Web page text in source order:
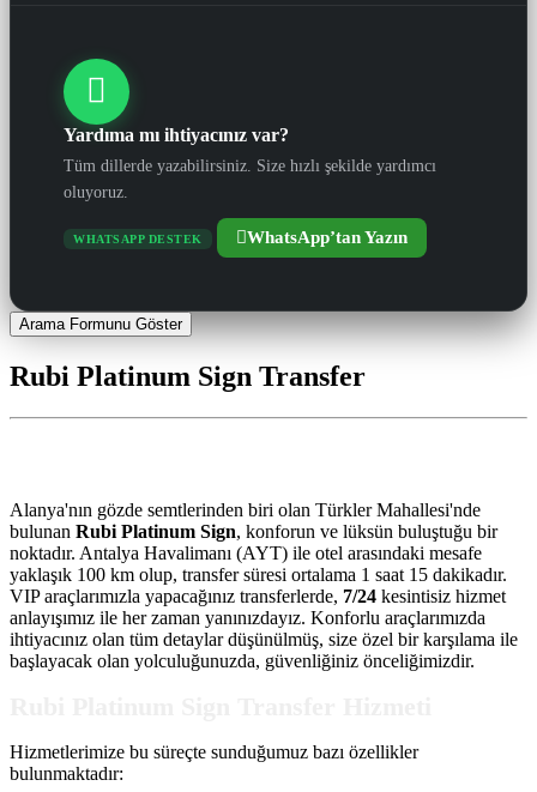
Yardıma mı ihtiyacınız var?
Tüm dillerde yazabilirsiniz. Size hızlı şekilde yardımcı
oluyoruz.
WHATSAPP DESTEK WhatsApp’tan Yazın
Arama Formunu Göster
Rubi Platinum Sign Transfer
Alanya'nın gözde semtlerinden biri olan Türkler Mahallesi'nde
bulunan Rubi Platinum Sign, konforun ve lüksün buluştuğu bir
noktadır. Antalya Havalimanı (AYT) ile otel arasındaki mesafe
yaklaşık 100 km olup, transfer süresi ortalama 1 saat 15 dakikadır.
VIP araçlarımızla yapacağınız transferlerde, 7/24 kesintisiz hizmet
anlayışımız ile her zaman yanınızdayız. Konforlu araçlarımızda
ihtiyacınız olan tüm detaylar düşünülmüş, size özel bir karşılama ile
başlayacak olan yolculuğunuzda, güvenliğiniz önceliğimizdir.
Hizmetlerimize bu süreçte sunduğumuz bazı özellikler
bulunmaktadır: